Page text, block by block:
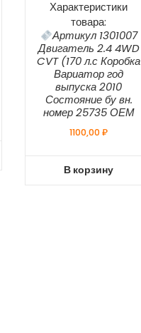
Характеристики
товара:
Артикул 1301007
Двигатель 2.4 4WD
CVT (170 л.с Коробка
Вариатор год
выпуска 2010
Состояние бу вн.
номер 25735 ОЕМ
1100,00₽
В корзину